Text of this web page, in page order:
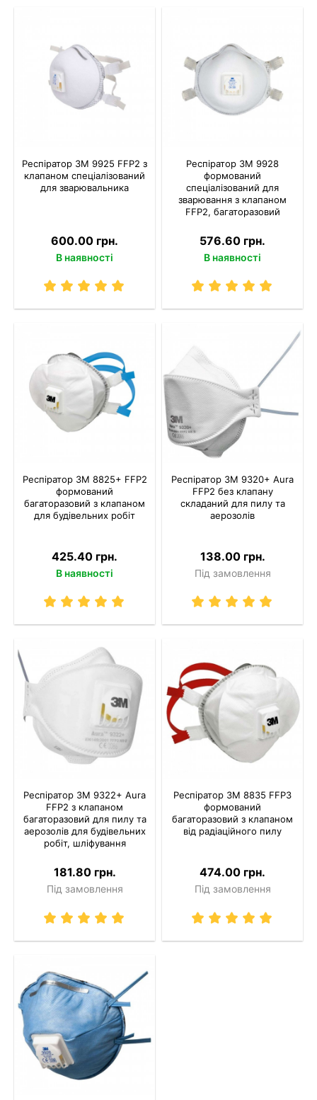
Респіратор 3M 9925 FFP2 з
клапаном спеціалізований
для зварювальника
600.00 грн.
В наявності
Респіратор 3M 9928
формований
спеціалізований для
зварювання з клапаном
FFP2, багаторазовий
576.60 грн.
В наявності
Респіратор 3M 8825+ FFP2
формований
багаторазовий з клапаном
для будівельних робіт
425.40 грн.
В наявності
Респіратор 3M 9320+ Aura
FFP2 без клапану
складаний для пилу та
аерозолів
138.00 грн.
Під замовлення
Респіратор 3M 9322+ Aura
FFP2 з клапаном
багаторазовий для пилу та
аерозолів для будівельних
робіт, шліфування
181.80 грн.
Під замовлення
Респіратор 3M 8835 FFP3
формований
багаторазовий з клапаном
від радіаційного пилу
474.00 грн.
Під замовлення